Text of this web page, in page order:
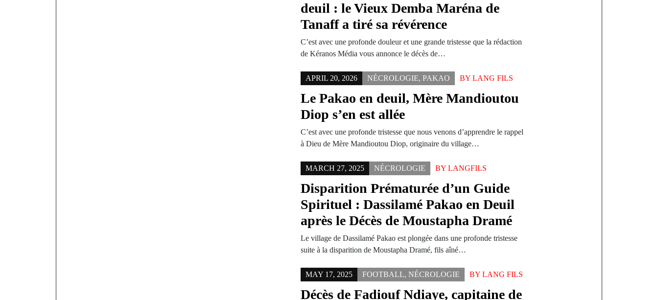
deuil : le Vieux Demba Maréna de
Tanaff a tiré sa révérence
C’est avec une profonde douleur et une grande tristesse que la rédaction
de Kéranos Média vous annonce le décès de…
APRIL 20, 2026 NÉCROLOGIE,PAKAO BYLANG FILS
Le Pakao en deuil, Mère Mandioutou
Diop s’en est allée
C’est avec une profonde tristesse que nous venons d’apprendre le rappel
à Dieu de Mère Mandioutou Diop, originaire du village…
MARCH 27, 2025 NÉCROLOGIE BYLANGFILS
Disparition Prématurée d’un Guide
Spirituel : Dassilamé Pakao en Deuil
après le Décès de Moustapha Dramé
Le village de Dassilamé Pakao est plongée dans une profonde tristesse
suite à la disparition de Moustapha Dramé, fils aîné…
MAY 17, 2025 FOOTBALL,NÉCROLOGIE BYLANG FILS
Décès de Fadiouf Ndiaye, capitaine de